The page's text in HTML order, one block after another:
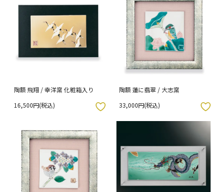
陶額 飛翔 / 幸洋窯 化粧箱入り
16,500円(税込)
陶額 蓮に翡翠 / 大志窯
33,000円(税込)
お気に入りボタン